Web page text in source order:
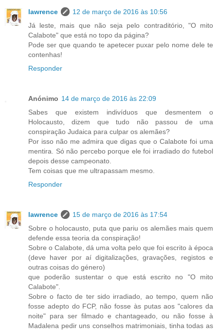
lawrence
12 de março de 2016 às 10:56
Já leste, mais que não seja pelo contraditório, "O mito
Calabote" que está no topo da página?
Pode ser que quando te apetecer puxar pelo nome dele te
contenhas!
Responder
Anónimo 14 de março de 2016 às 22:09
Sabes que existem indivíduos que desmentem o
Holocausto, dizem que tudo não passou de uma
conspiração Judaica para culpar os alemães?
Por isso não me admira que digas que o Calabote foi uma
mentira. Só não percebo porque ele foi irradiado do futebol
depois desse campeonato.
Tem coisas que me ultrapassam mesmo.
Responder
lawrence
15 de março de 2016 às 17:54
Sobre o holocausto, puta que pariu os alemães mais quem
defende essa teoria da conspiração!
Sobre o Calabote, dá uma volta pelo que foi escrito à época
(deve haver por aí digitalizações, gravações, registos e
outras coisas do género)
que poderão sustentar o que está escrito no "O mito
Calabote".
Sobre o facto de ter sido irradiado, ao tempo, quem não
fosse adepto do FCP, não fosse às putas aos "calores da
noite" para ser filmado e chantageado, ou não fosse à
Madalena pedir uns conselhos matrimoniais, tinha todas as